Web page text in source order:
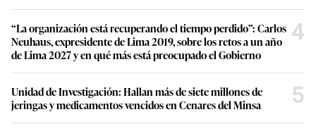
“La organización está recuperando el tiempo perdido”: Carlos
Neuhaus, expresidente de Lima 2019, sobre los retos a un año
de Lima 2027 y en qué más está preocupado el Gobierno
4
Unidad de Investigación: Hallan más de siete millones de
jeringas y medicamentos vencidos en Cenares del Minsa
5